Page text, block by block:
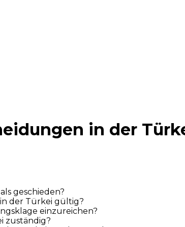
in der
geschieden?
der Türkei gültig?
einzureichen?
zuständig?